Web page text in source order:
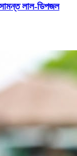
সামন্ত লাল-ডিপজল